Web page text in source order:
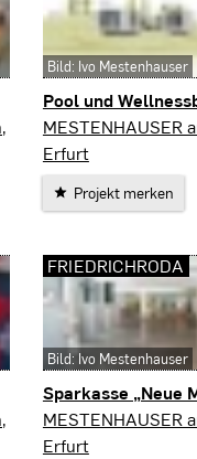
Pool und
Erfurt
MESTENHAUSER
Erfurt
Projekt merken
Bild: Ivo Mestenhauser
Sparkasse „Neue
Friedrichroda
MESTENHAUSER
Erfurt
FRIEDRICHRODA
Bild: Ivo Mestenhauser